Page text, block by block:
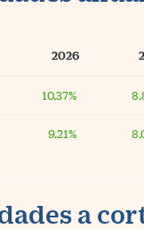
2026
10,37%
9,21%
a